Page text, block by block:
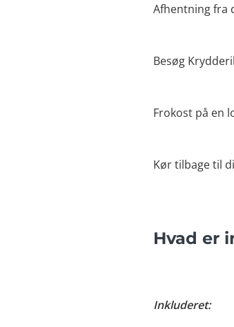
Afhentning fra
Besøg
Frokost på en
Kør tilbage til
Hvad er
Inkluderet: